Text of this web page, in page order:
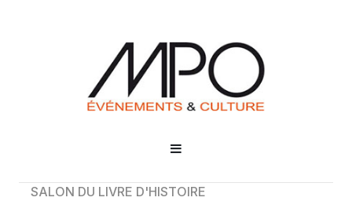
SALON DU LIVRE D'HISTOIRE